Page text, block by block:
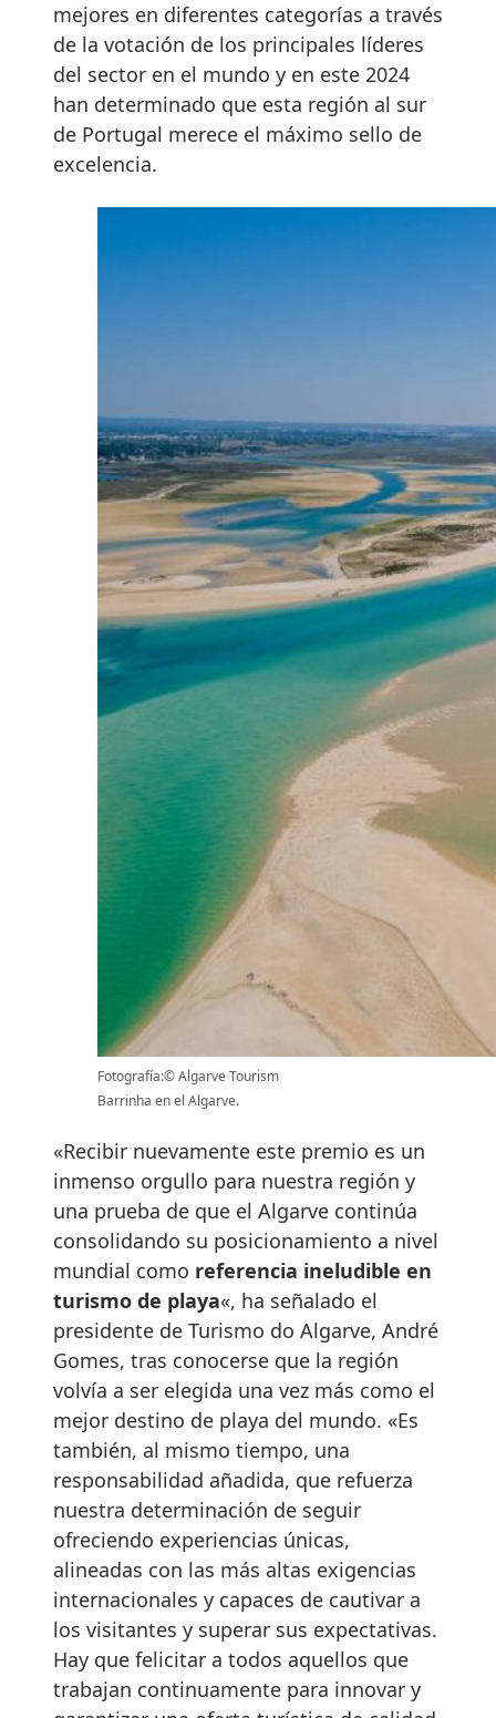
mejores en diferentes categorías a través
de la votación de los principales líderes
del sector en el mundo y en este 2024
han determinado que esta región al sur
de Portugal merece el máximo sello de
excelencia.
Fotografía:© Algarve Tourism
Barrinha en el Algarve.
«Recibir nuevamente este premio es un
inmenso orgullo para nuestra región y
una prueba de que el Algarve continúa
consolidando su posicionamiento a nivel
mundial como referencia ineludible en
turismo de playa«, ha señalado el
presidente de Turismo do Algarve, André
Gomes, tras conocerse que la región
volvía a ser elegida una vez más como el
mejor destino de playa del mundo. «Es
también, al mismo tiempo, una
responsabilidad añadida, que refuerza
nuestra determinación de seguir
ofreciendo experiencias únicas,
alineadas con las más altas exigencias
internacionales y capaces de cautivar a
los visitantes y superar sus expectativas.
Hay que felicitar a todos aquellos que
trabajan continuamente para innovar y